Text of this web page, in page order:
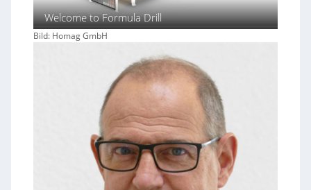
Welcome to Formula Drill
Bild: Homag GmbH